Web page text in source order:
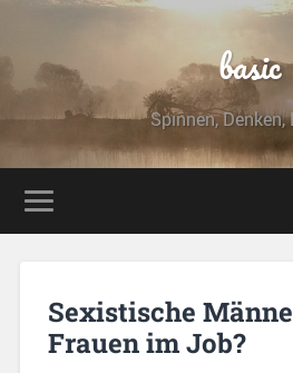
basic
Spinnen, Denken,
Sexistische
Frauen im Job?